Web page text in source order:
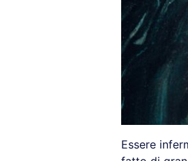
Essere